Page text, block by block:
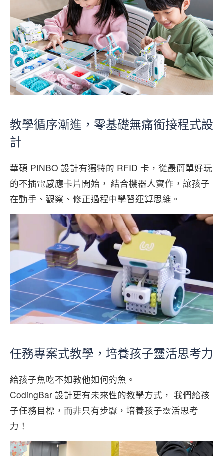
教學循序漸進，零基礎無痛銜接程式設
計
華碩 PINBO 設計有獨特的 RFID 卡，從最簡單好玩
的不插電感應卡片開始， 結合機器人實作，讓孩子
在動手、觀察、修正過程中學習運算思維。
任務專案式教學，培養孩子靈活思考力
給孩子魚吃不如教他如何釣魚。
CodingBar 設計更有未來性的教學方式， 我們給孩
子任務目標，而非只有步驟，培養孩子靈活思考
力！